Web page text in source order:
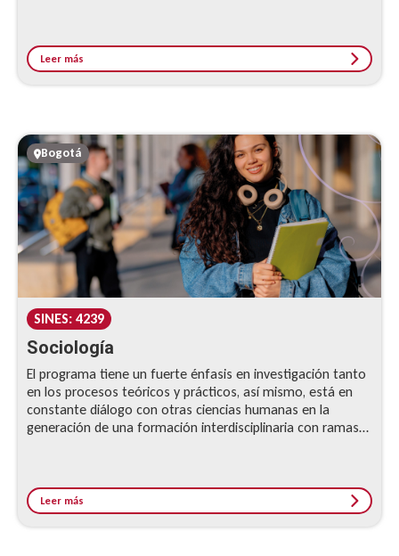
Leer más
Bogotá
SINES: 4239
Sociología
El programa tiene un fuerte énfasis en investigación tanto
en los procesos teóricos y prácticos, así mismo, está en
constante diálogo con otras ciencias humanas en la
generación de una formación interdisciplinaria con ramas
Leer más